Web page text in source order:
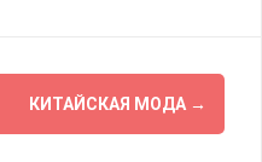
КИТАЙСКАЯ МОДА →